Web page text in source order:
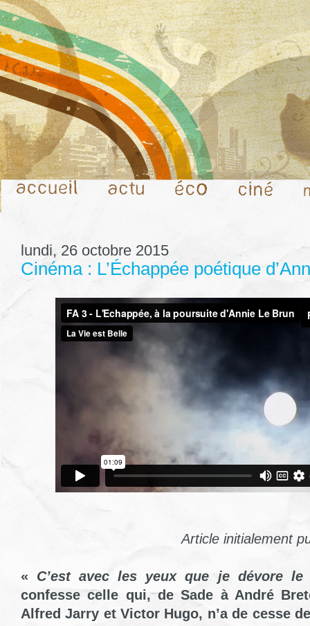
lundi, 26 octobre 2015
Cinéma : L’Échappée poétique
Article initialement
« C’est avec les yeux que je dévore
confesse celle qui, de Sade à André
Alfred Jarry et Victor Hugo, n’a de cesse